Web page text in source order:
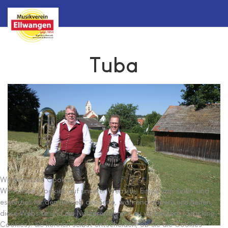
Tuba
Wir benutzen Cookies
Wir nutzen Cookies auf unserer Website. Einige von ihnen sind
essenziell für den Betrieb der Seite, während andere uns helfen,
diese Website und die Nutzererfahrung zu verbessern (Tracking
Cookies). Sie können selbst entscheiden, ob Sie die Cookies